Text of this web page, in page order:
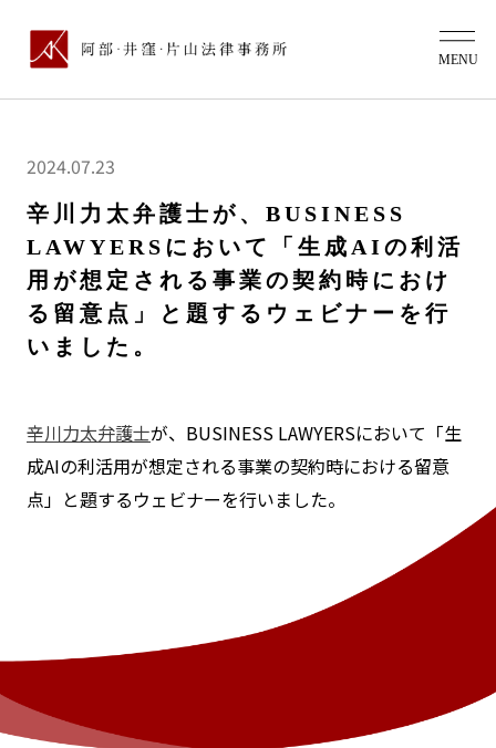
2024.07.23
辛川力太弁護士が、BUSINESS
LAWYERSにおいて「生成AIの利活
用が想定される事業の契約時におけ
る留意点」と題するウェビナーを行
いました。
辛川力太弁護士が、BUSINESS LAWYERSにおいて「生
成AIの利活用が想定される事業の契約時における留意
点」と題するウェビナーを行いました。